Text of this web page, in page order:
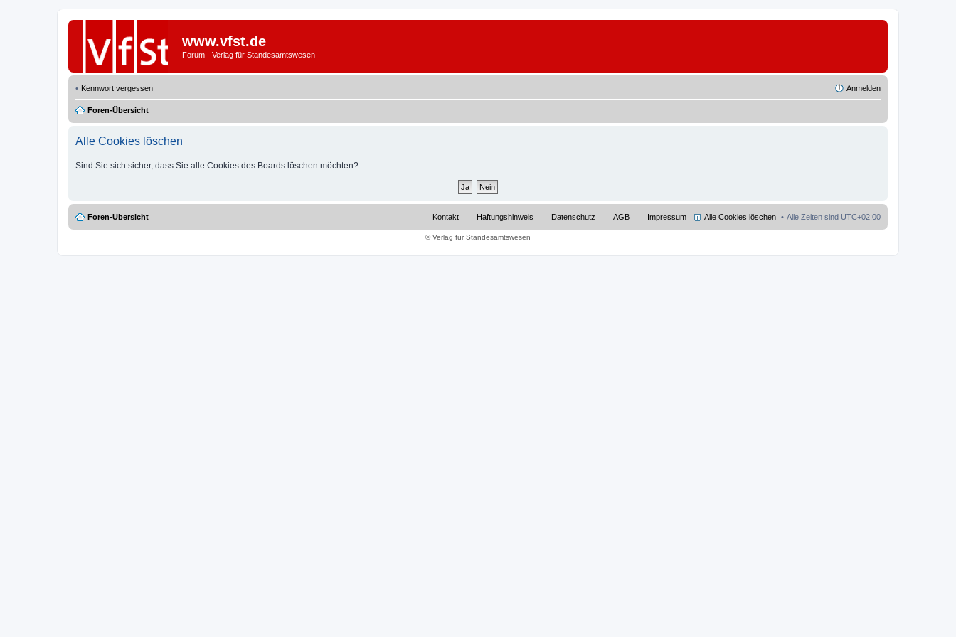
www.vfst.de
Forum - Verlag für Standesamtswesen
Kennwort vergessen Anmelden
Foren-Übersicht
Alle Cookies löschen
Sind Sie sich sicher, dass Sie alle Cookies des Boards löschen möchten?
Foren-Übersicht Alle Zeiten sind UTC+02:00
Alle Cookies löschen
Impressum
AGB
Datenschutz
Haftungshinweis
Kontakt
© Verlag für Standesamtswesen